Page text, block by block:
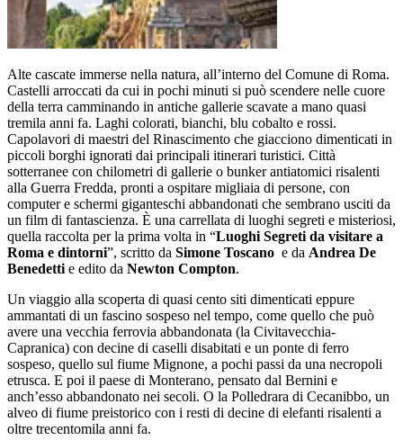
Alte cascate immerse nella natura, all’interno del Comune di Roma.
Castelli arroccati da cui in pochi minuti si può scendere nelle cuore
della terra camminando in antiche gallerie scavate a mano quasi
tremila anni fa. Laghi colorati, bianchi, blu cobalto e rossi.
Capolavori di maestri del Rinascimento che giacciono dimenticati in
piccoli borghi ignorati dai principali itinerari turistici. Città
sotterranee con chilometri di gallerie o bunker antiatomici risalenti
alla Guerra Fredda, pronti a ospitare migliaia di persone, con
computer e schermi giganteschi abbandonati che sembrano usciti da
un film di fantascienza. È una carrellata di luoghi segreti e misteriosi,
quella raccolta per la prima volta in “Luoghi Segreti da visitare a
Roma e dintorni”, scritto da Simone Toscano e da Andrea De
Benedetti e edito da Newton Compton.
Un viaggio alla scoperta di quasi cento siti dimenticati eppure
ammantati di un fascino sospeso nel tempo, come quello che può
avere una vecchia ferrovia abbandonata (la Civitavecchia-
Capranica) con decine di caselli disabitati e un ponte di ferro
sospeso, quello sul fiume Mignone, a pochi passi da una necropoli
etrusca. E poi il paese di Monterano, pensato dal Bernini e
anch’esso abbandonato nei secoli. O la Polledrara di Cecanibbo, un
alveo di fiume preistorico con i resti di decine di elefanti risalenti a
oltre trecentomila anni fa.